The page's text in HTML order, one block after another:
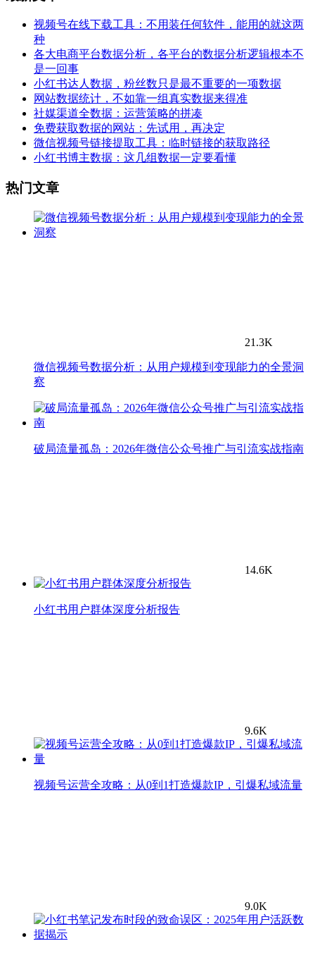
视频号在线下载工具：不用装任何软件，能用的就这两
种
各大电商平台数据分析，各平台的数据分析逻辑根本不
是一回事
小红书达人数据，粉丝数只是最不重要的一项数据
网站数据统计，不如靠一组真实数据来得准
社媒渠道全数据：运营策略的拼凑
免费获取数据的网站：先试用，再决定
微信视频号链接提取工具：临时链接的获取路径
小红书博主数据：这几组数据一定要看懂
热门文章
21.3K
微信视频号数据分析：从用户规模到变现能力的全景洞
察
破局流量孤岛：2026年微信公众号推广与引流实战指南
14.6K
小红书用户群体深度分析报告
9.6K
视频号运营全攻略：从0到1打造爆款IP，引爆私域流量
9.0K